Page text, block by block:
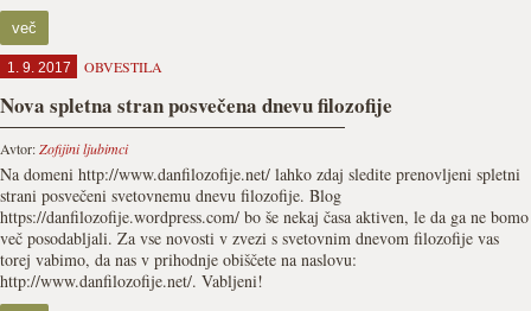
več
1. 9. 2017 OBVESTILA
Nova spletna stran posvečena dnevu filozofije
Avtor:Zofijini ljubimci
Na domeni http://www.danfilozofije.net/ lahko zdaj sledite prenovljeni spletni
strani posvečeni svetovnemu dnevu filozofije. Blog
https://danfilozofije.wordpress.com/ bo še nekaj časa aktiven, le da ga ne bomo
več posodabljali. Za vse novosti v zvezi s svetovnim dnevom filozofije vas
torej vabimo, da nas v prihodnje obiščete na naslovu:
http://www.danfilozofije.net/. Vabljeni!